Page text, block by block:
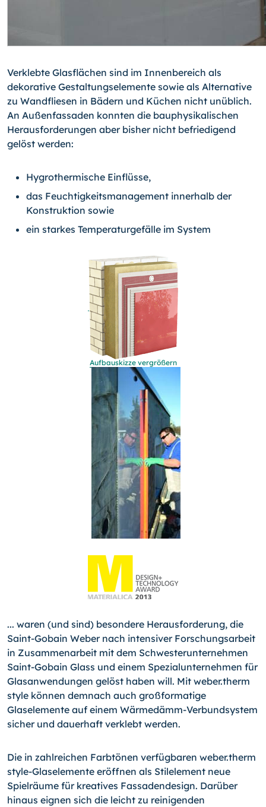
Verklebte Glasflächen sind im Innenbereich als
dekorative Gestaltungselemente sowie als Alternative
zu Wandfliesen in Bädern und Küchen nicht unüblich.
An Außenfassa­den konnten die bauphysikalischen
Herausforderungen aber bisher nicht befriedigend
gelöst werden:
Hygrothermische Einflüsse,
das Feuchtigkeitsmanagement innerhalb der
Konstruktion sowie
ein starkes Temperaturgefälle im System
Aufbauskizze vergrößern
... waren (und sind) besondere Herausforderung, die
Saint-Gobain Weber nach intensiver Forschungsarbeit
in Zusammen­arbeit mit dem Schwesterunternehmen
Saint-Gobain Glass und einem Spezialunternehmen für
Glasanwendungen gelöst haben will. Mit weber.therm
style können demnach auch großformati­ge
Glaselemente auf einem Wärmedämm-Verbundsystem
sicher und dauerhaft verklebt werden.
Die in zahlreichen Farbtönen verfügbaren weber.therm
style-Glaselemente eröffnen als Stilelement neue
Spielräume für kre­atives Fassadendesign. Darüber
hinaus eignen sich die leicht zu reinigenden